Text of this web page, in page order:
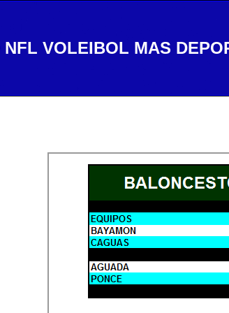
NFL VOLEIBOL MAS